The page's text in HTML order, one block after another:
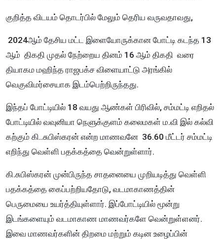
குறித்த விடயம் தொடர்பில் மேலும் தெரிய வருவதாவது,
2024ஆம் தேசிய மட்ட இளையோருக்கான போட்டி கடந்த 13
ஆம் திகதி முதல் நேற்றைய தினம் 16 ஆம் திகதி வரை
தியாகம மஹிந்த ராஜபக்ச விளையாட்டு அரங்கில்
வெகுவிமர்சையாக இடம்பெற்றிருந்தது.
இந்தப் போட்டியில் 18 வயது ஆண்கள் பிரிவில், சம்மட்டி எறிதல்
போட்டியில் வவுனியா நெளுக்குளம் கலைமகள் ம.வி இல் கல்வி
கற்கும் கி..சுபிஸ்கரன் என்ற மாணவனே 36.60 மீட்டர் சம்மட்டி
எறிந்து வெள்ளி பதக்கத்தை வென்றுள்ளார்.
கி.சுபிஸ்கரன் முன்பிருந்த சாதனையை முறியடித்து வெள்ளி
பதக்கத்தை கைப்பற்றியதோடு, வடமாகாணத்தின்
பெருமையை உயர்த்தியுள்ளார். இப்போட்டியில் மூன்று
இடங்களையும் வடமாகாண மாணவர்களே வென்றுள்ளனர்.
இவை மாணவர்களின் திறமை மற்றும் கடின உழைப்பின்